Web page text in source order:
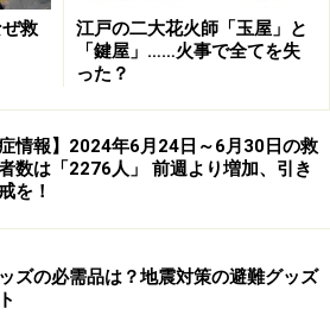
問題なのは、まったく知識のない
ーダーが被害に遭いやすいことな
トリーと呼ばれるゲレンデ外の滑
すが、それを禁止区域や危険エリ
行う人が後を絶ちません。整備さ
の雪崩事故というのはほとんど可
ゼロではありません）、ゲレンデ
走禁止エリアに指定されたところ
救
江戸の二大花火師「玉屋」と
「鍵屋」……火事で全てを失
った？
症情報】2024年6月24日～6月30日の救
数は「2276人」 前週より増加、引き
を！
ズの必需品は？地震対策の避難グッズ